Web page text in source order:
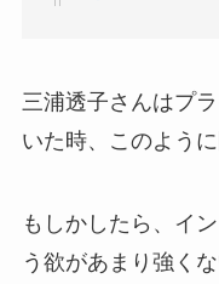
三浦透子さんはプ
いた時、このよう
もしかしたら、イ
う欲があまり強く